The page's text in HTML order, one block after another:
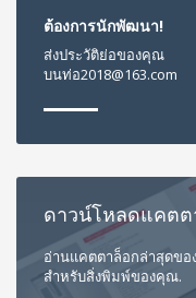
ต้องการนักพัฒนา!
ส่งประวัติย่อของคุณ
บนท่อ2018@163.com
ดาวน์โหลดแคตต
อ่านแคตตาล็อกล่าสุดข
สำหรับสิ่งพิมพ์ของคุณ.